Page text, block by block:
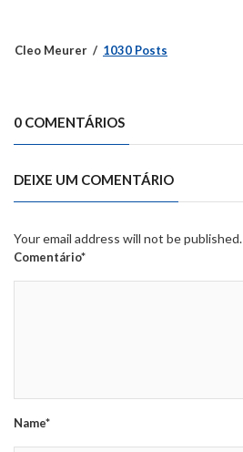
Cleo Meurer 1030 Posts
0 COMENTÁRIOS
DEIXE UM COMENTÁRIO
Your email address will not be published.
Comentário*
Name*